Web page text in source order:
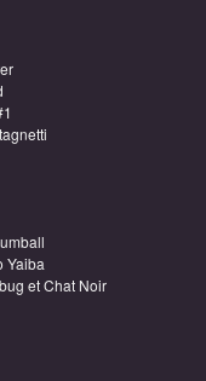
Yaiba
et Chat Noir